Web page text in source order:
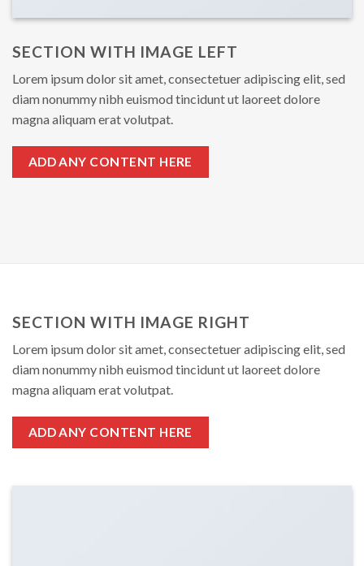
SECTION WITH IMAGE LEFT
Lorem ipsum dolor sit amet, consectetuer adipiscing elit, sed
diam nonummy nibh euismod tincidunt ut laoreet dolore
magna aliquam erat volutpat.
ADD ANY CONTENT HERE
SECTION WITH IMAGE RIGHT
Lorem ipsum dolor sit amet, consectetuer adipiscing elit, sed
diam nonummy nibh euismod tincidunt ut laoreet dolore
magna aliquam erat volutpat.
ADD ANY CONTENT HERE